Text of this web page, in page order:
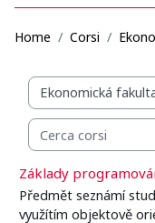
Home Corsi
Categorie di corso
Cerca corsi
Základy
Předmět seznámí
využítím objektově